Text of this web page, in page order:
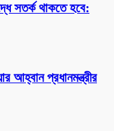
সতর্ক থাকতে হবে:
আহ্বান প্রধানমন্ত্রীর